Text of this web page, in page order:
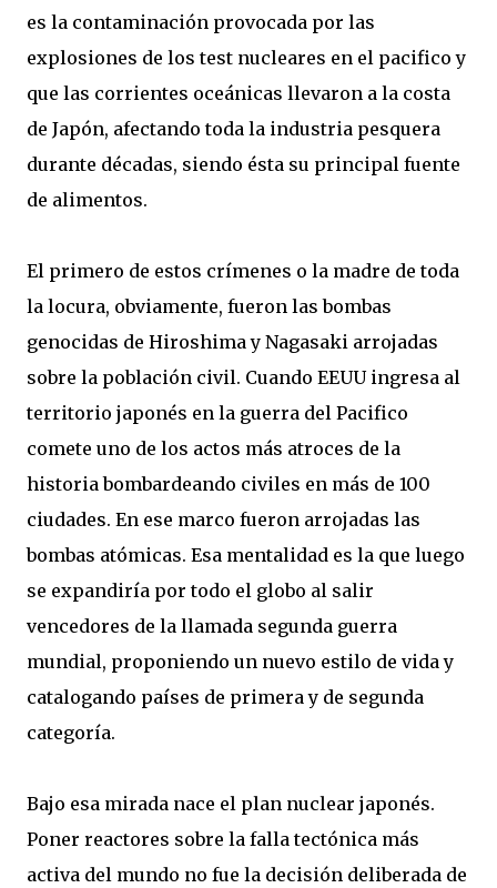
es la contaminación provocada por las
explosiones de los test nucleares en el pacifico y
que las corrientes oceánicas llevaron a la costa
de Japón, afectando toda la industria pesquera
durante décadas, siendo ésta su principal fuente
de alimentos.
El primero de estos crímenes o la madre de toda
la locura, obviamente, fueron las bombas
genocidas de Hiroshima y Nagasaki arrojadas
sobre la población civil. Cuando EEUU ingresa al
territorio japonés en la guerra del Pacifico
comete uno de los actos más atroces de la
historia bombardeando civiles en más de 100
ciudades. En ese marco fueron arrojadas las
bombas atómicas. Esa mentalidad es la que luego
se expandiría por todo el globo al salir
vencedores de la llamada segunda guerra
mundial, proponiendo un nuevo estilo de vida y
catalogando países de primera y de segunda
categoría.
Bajo esa mirada nace el plan nuclear japonés.
Poner reactores sobre la falla tectónica más
activa del mundo no fue la decisión deliberada de